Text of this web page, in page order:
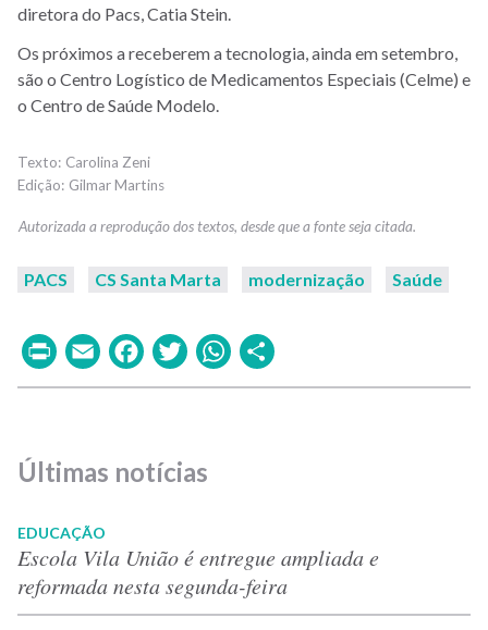
diretora do Pacs, Catia Stein.
Os próximos a receberem a tecnologia, ainda em setembro,
são o Centro Logístico de Medicamentos Especiais (Celme) e
o Centro de Saúde Modelo.
Carolina Zeni
Gilmar Martins
PACS CS Santa Marta modernização Saúde
PrintEmailFacebook
TwitterWhatsApp
Últimas notícias
EDUCAÇÃO
Escola Vila União é entregue ampliada e
reformada nesta segunda-feira